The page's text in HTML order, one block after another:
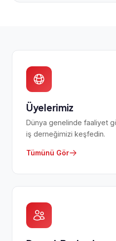
Üyelerimiz
Dünya genelinde faaliyet
iş derneğimizi keşfedin.
Tümünü Gör